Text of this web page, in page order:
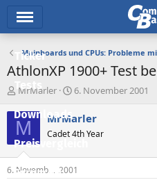
Ticker
Tests
Downloads
Preisvergleich
Forum
Mainboards und CPUs: Probleme
AthlonXP 1900+ Test
E
s
t
e
l
e
MrMarler
E
s
e
l
t
6. November 2001
M MrMarler
Cadet 4th Year
6. November 2001